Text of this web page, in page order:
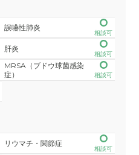
誤嚥性肺炎
相談可
肝炎
相談可
MRSA（ブドウ球菌感染
症）
相談可
リウマチ・関節症
相談可